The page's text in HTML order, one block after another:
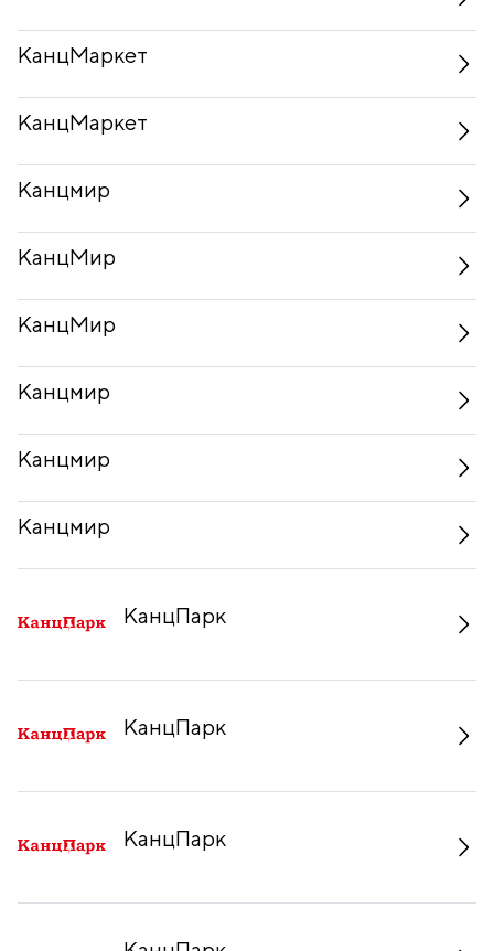
КанцМаркет
КанцМаркет
Канцмир
КанцМир
КанцМир
Канцмир
Канцмир
Канцмир
КанцПарк
КанцПарк
КанцПарк